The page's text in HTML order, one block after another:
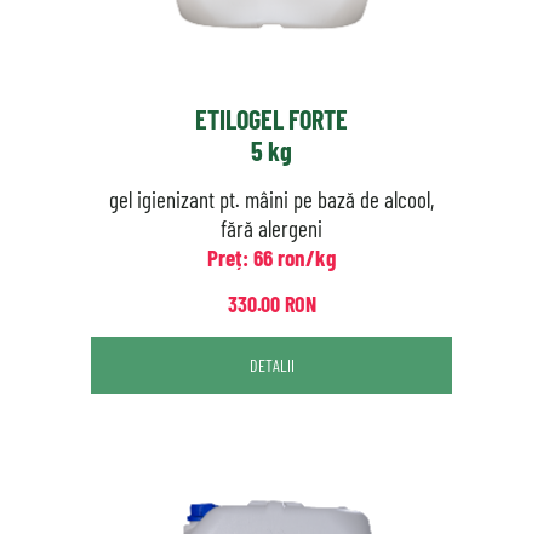
ETILOGEL FORTE
5 kg
gel igienizant pt. mâini pe bază de alcool,
fără alergeni
Preț: 66 ron/kg
330.00 RON
DETALII